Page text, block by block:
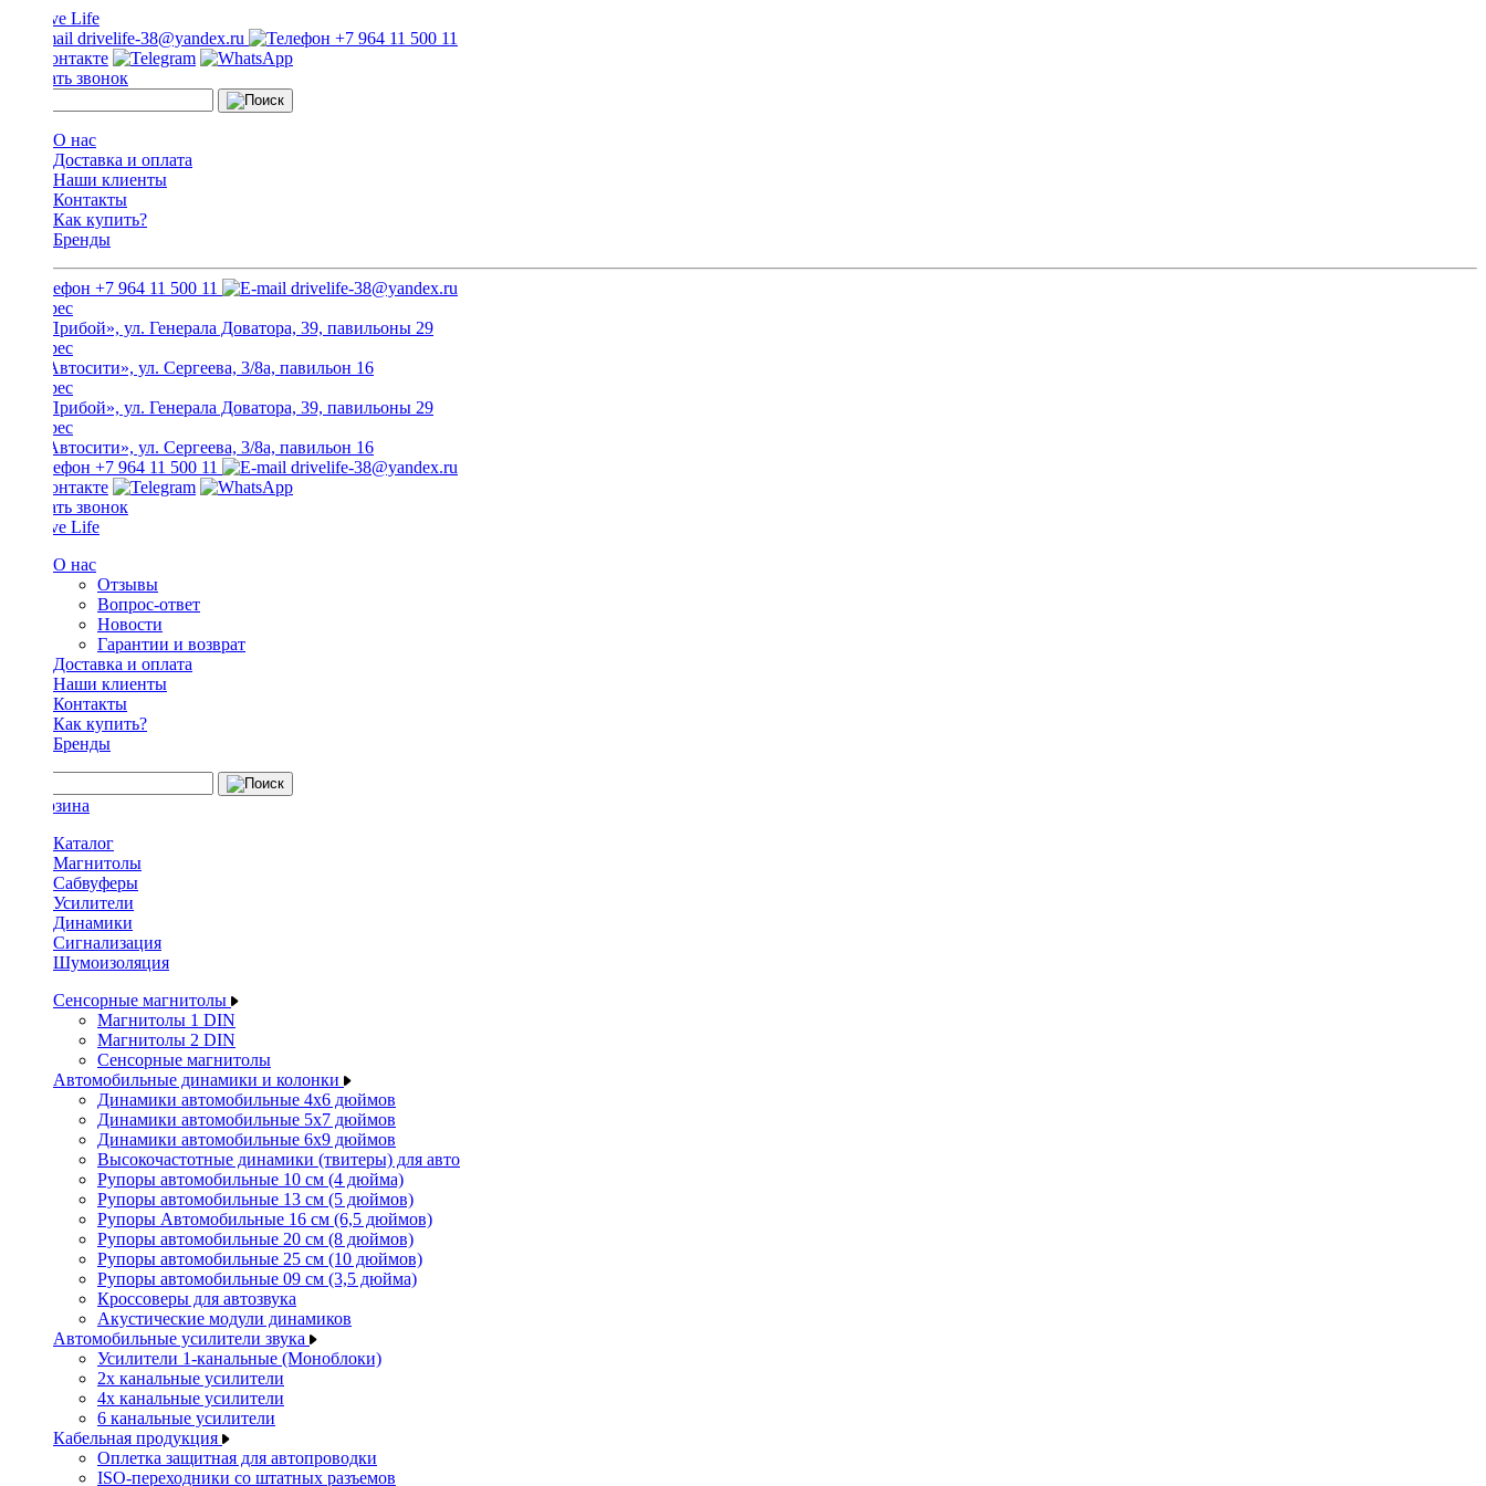
drivelife-38@yandex.ru +7 964 11 500 11
Заказать звонок
О нас
Доставка и оплата
Наши клиенты
Контакты
Как купить?
Бренды
+7 964 11 500 11 drivelife-38@yandex.ru
ТЦ «Прибой», ул. Генерала Доватора, 39, павильоны 29
ТЦ «Автосити», ул. Сергеева, 3/8а, павильон 16
ТЦ «Прибой», ул. Генерала Доватора, 39, павильоны 29
ТЦ «Автосити», ул. Сергеева, 3/8а, павильон 16
+7 964 11 500 11
drivelife-38@yandex.ru
Заказать звонок
О нас
Отзывы
Вопрос-ответ
Новости
Гарантии и возврат
Доставка и оплата
Наши клиенты
Контакты
Как купить?
Бренды
Каталог
Магнитолы
Сабвуферы
Усилители
Динамики
Сигнализация
Шумоизоляция
Сенсорные магнитолы
Магнитолы 1 DIN
Магнитолы 2 DIN
Сенсорные магнитолы
Автомобильные динамики и колонки
Динамики автомобильные 4x6 дюймов
Динамики автомобильные 5x7 дюймов
Динамики автомобильные 6x9 дюймов
Высокочастотные динамики (твитеры) для авто
Рупоры автомобильные 10 см (4 дюйма)
Рупоры автомобильные 13 см (5 дюймов)
Рупоры Автомобильные 16 см (6,5 дюймов)
Рупоры автомобильные 20 см (8 дюймов)
Рупоры автомобильные 25 см (10 дюймов)
Рупоры автомобильные 09 см (3,5 дюйма)
Кроссоверы для автозвука
Акустические модули динамиков
Автомобильные усилители звука
Усилители 1-канальные (Моноблоки)
2х канальные усилители
4х канальные усилители
6 канальные усилители
Кабельная продукция
Оплетка защитная для автопроводки
ISO-переходники со штатных разъемов